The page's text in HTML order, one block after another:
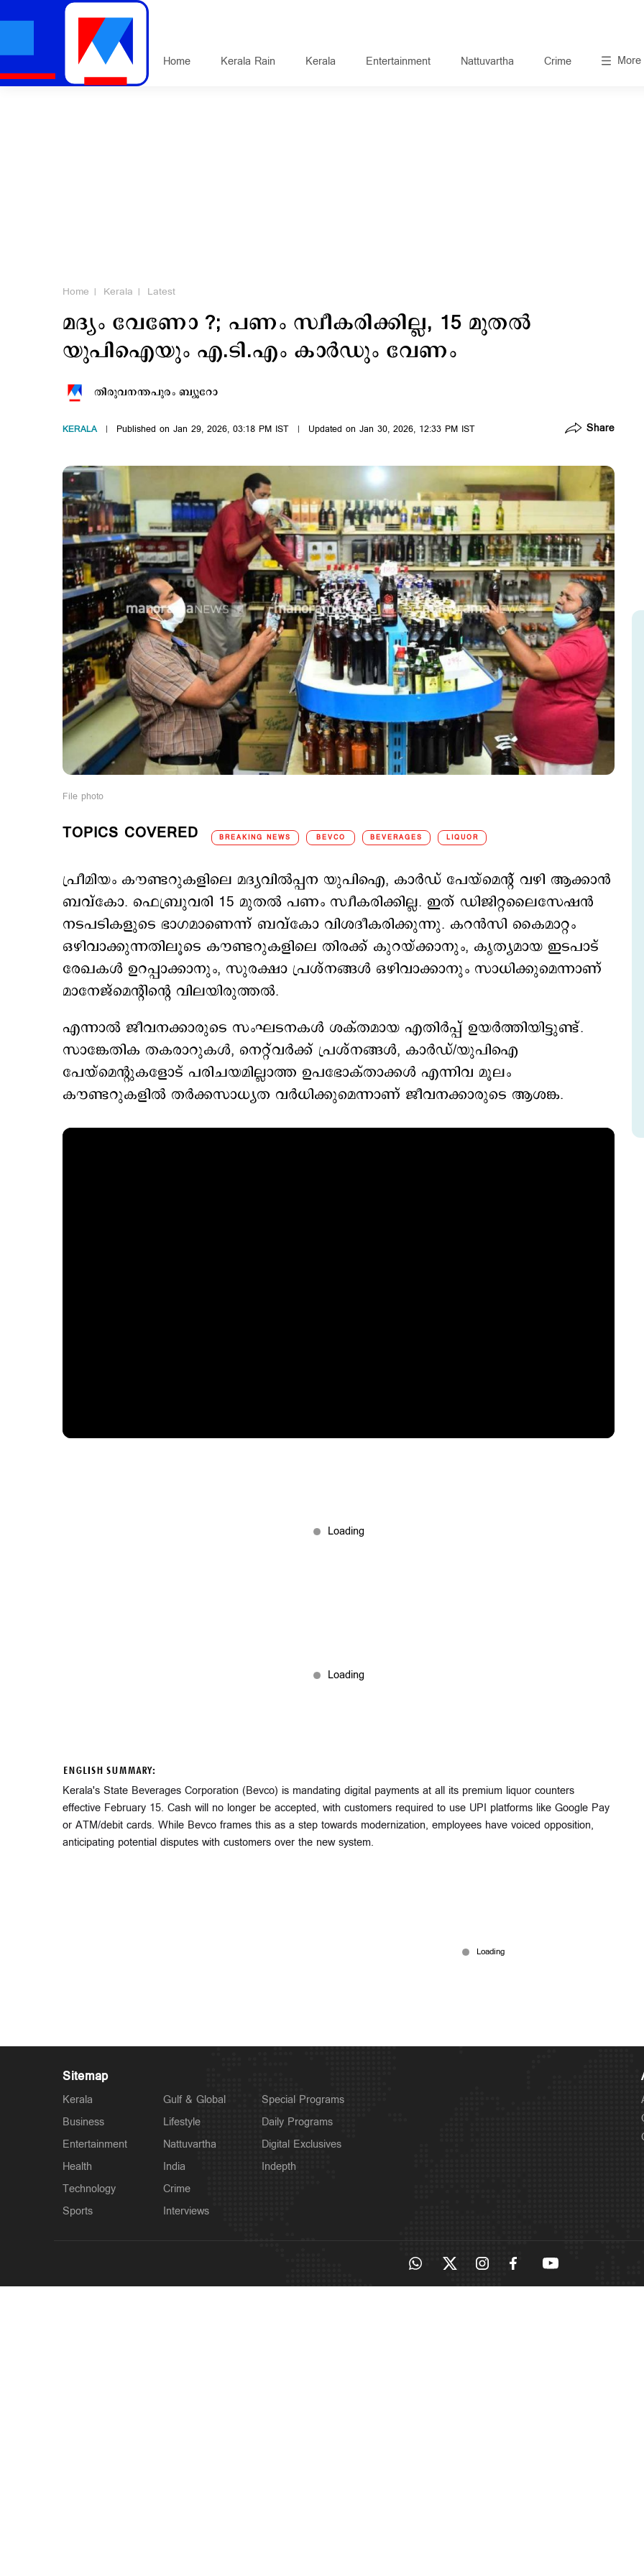
Home Kerala Rain Kerala Entertainment Nattuvartha Crime More
Home Kerala Latest
മദ്യം വേണോ ?; പണം സ്വീകരിക്കില്ല, 15 മുതല്‍
യുപി‌ഐയും എ.ടി.എം കാർഡും വേണം
തിരുവനന്തപുരം ബ്യൂറോ
KERALA Published on Jan 29, 2026, 03:18 PM IST Updated on Jan 30, 2026, 12:33 PM IST Share
File photo
TOPICS COVERED BREAKING NEWS BEVCO BEVERAGES LIQUOR
പ്രീമിയം കൗണ്ടറുകളിലെ മദ്യവില്‍പ്പന യുപിഐ, കാര്‍ഡ് പേയ്മെന്റ് വഴി ആക്കാന്‍
ബവ്കോ. ഫെബ്രുവരി 15 മുതല്‍ പണം സ്വീകരിക്കില്ല. ഇത് ഡിജിറ്റലൈസേഷൻ
നടപടികളുടെ ഭാഗമാണെന്ന് ബവ്കോ വിശദീകരിക്കുന്നു. കറൻസി കൈമാറ്റം
ഒഴിവാക്കുന്നതിലൂടെ കൗണ്ടറുകളിലെ തിരക്ക് കുറയ്ക്കാനും, കൃത്യമായ ഇടപാട്
രേഖകൾ ഉറപ്പാക്കാനും, സുരക്ഷാ പ്രശ്നങ്ങൾ ഒഴിവാക്കാനും സാധിക്കുമെന്നാണ്
മാനേജ്മെന്റിന്റെ വിലയിരുത്തൽ.
എന്നാൽ ജീവനക്കാരുടെ സംഘടനകൾ ശക്തമായ എതിർപ്പ് ഉയർത്തിയിട്ടുണ്ട്.
സാങ്കേതിക തകരാറുകൾ, നെറ്റ്‌വർക്ക് പ്രശ്നങ്ങൾ, കാർഡ്/യുപിഐ
പേയ്മെന്റുകളോട് പരിചയമില്ലാത്ത ഉപഭോക്താക്കൾ എന്നിവ മൂലം
കൗണ്ടറുകളിൽ തർക്കസാധ്യത വർധിക്കുമെന്നാണ് ജീവനക്കാരുടെ ആശങ്ക.
ENGLISH SUMMARY:
Kerala's State Beverages Corporation (Bevco) is mandating digital payments at all its premium liquor counters
effective February 15. Cash will no longer be accepted, with customers required to use UPI platforms like Google Pay
or ATM/debit cards. While Bevco frames this as a step towards modernization, employees have voiced opposition,
anticipating potential disputes with customers over the new system.
Sitemap
Kerala
Business
Entertainment
Health
Technology
Sports
Gulf & Global
Lifestyle
Nattuvartha
India
Crime
Interviews
Special Programs
Daily Programs
Digital Exclusives
Indepth